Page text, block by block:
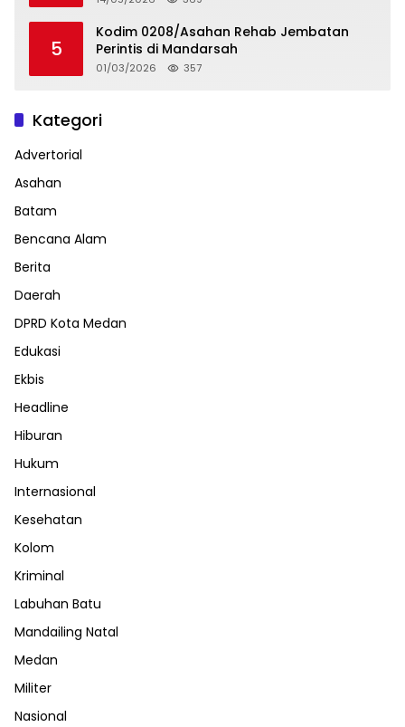
5
Kodim 0208/Asahan Rehab Jembatan
Perintis di Mandarsah
01/03/2026 357
Kategori
Advertorial
Asahan
Batam
Bencana Alam
Berita
Daerah
DPRD Kota Medan
Edukasi
Ekbis
Headline
Hiburan
Hukum
Internasional
Kesehatan
Kolom
Kriminal
Labuhan Batu
Mandailing Natal
Medan
Militer
Nasional